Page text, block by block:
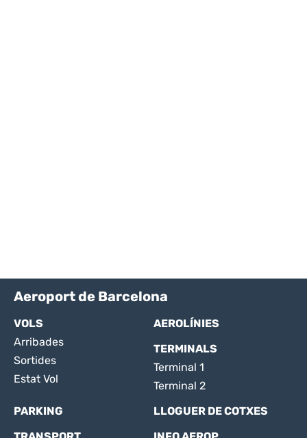
Aeroport de Barcelona
VOLS
Arribades
Sortides
Estat Vol
AEROLÍNIES
TERMINALS
Terminal 1
Terminal 2
PARKING
LLOGUER DE COTXES